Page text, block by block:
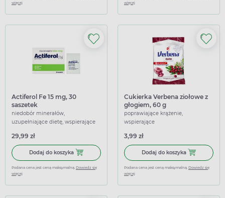
więcej
więcej
Actiferol Fe 15 mg, 30
saszetek
niedobór minerałów,
uzupełniające dietę, wspierające
29,99 zł
Dodaj do koszyka Dodaj do koszyka Actiferol Fe 15 mg, 30 saszetek
Podana cena jest ceną maksymalną. Dowiedz się
więcej
Cukierka Verbena ziołowe z
głogiem, 60 g
poprawiające krążenie,
wspierające
3,99 zł
Dodaj do koszyka Dodaj do
Podana cena jest ceną maksymalną. Dowiedz się
więcej